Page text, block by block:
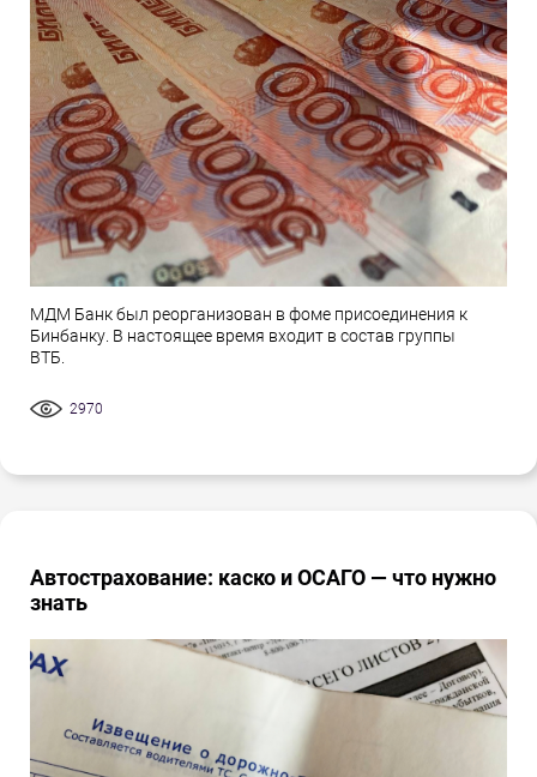
МДМ Банк был реорганизован в фоме присоединения к
Бинбанку. В настоящее время входит в состав группы
ВТБ.
2970
Автострахование: каско и ОСАГО — что нужно
знать